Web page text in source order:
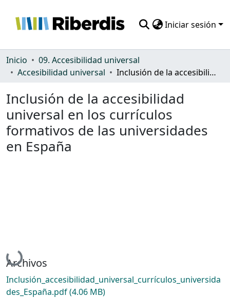
Iniciar sesión
Comunidades
Estadísticas
Inicio
09. Accesibilidad universal
Accesibilidad universal
Inclusión de la accesibilidad universal en los currículos formativos de las universidades en España
Inclusión de la accesibilidad
universal en los currículos
formativos de las universidades
en España
Cargando...
Archivos
Inclusión_accesibilidad_universal_currículos_universida
des_España.pdf(4.06 MB)